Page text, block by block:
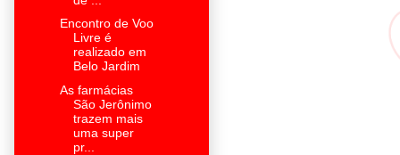
Encontro de Voo
Livre é
realizado em
Belo Jardim
As farmácias
São Jerônimo
trazem mais
uma super
pr...